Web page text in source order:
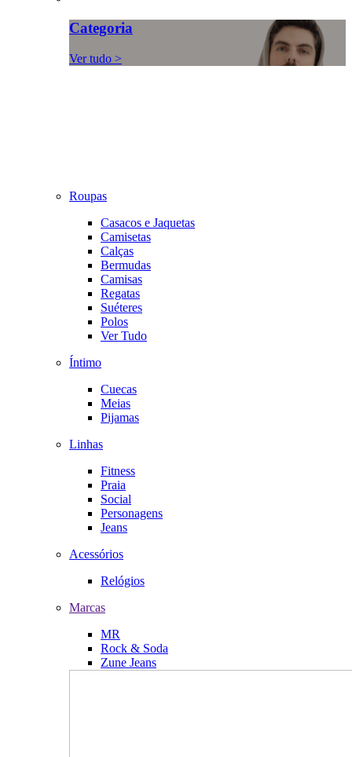
Categoria
Ver tudo >
Roupas
Casacos e Jaquetas
Camisetas
Calças
Bermudas
Camisas
Regatas
Suéteres
Polos
Ver Tudo
Íntimo
Cuecas
Meias
Pijamas
Linhas
Fitness
Praia
Social
Personagens
Jeans
Acessórios
Relógios
Marcas
MR
Rock & Soda
Zune Jeans